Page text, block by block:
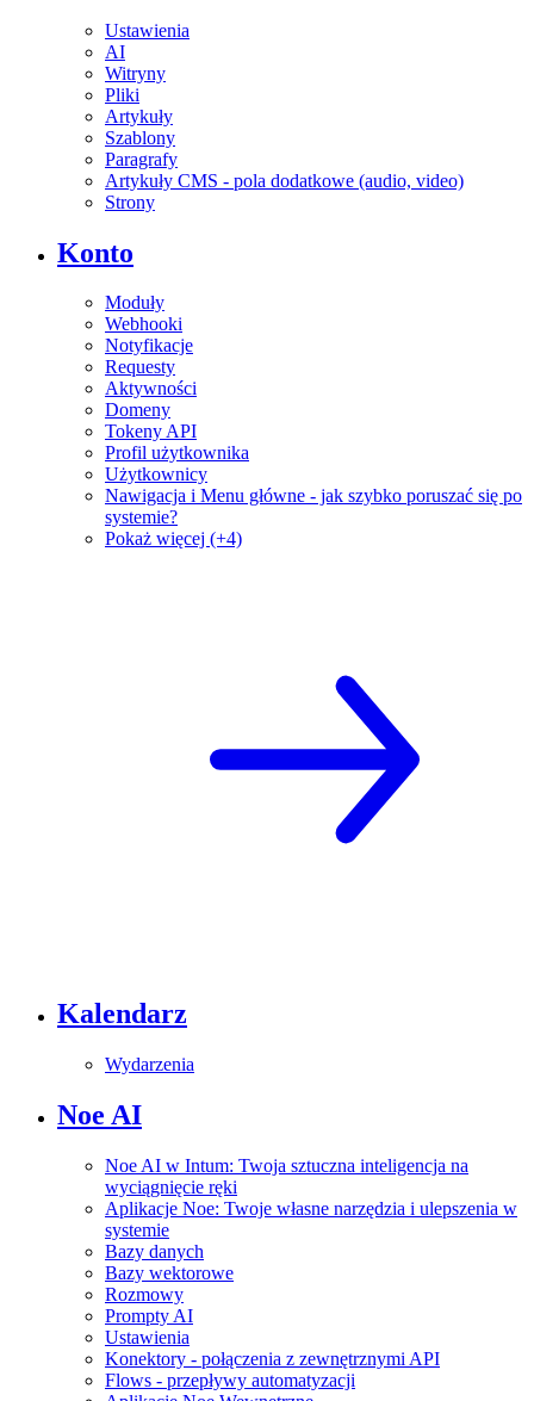
Ustawienia
AI
Witryny
Pliki
Artykuły
Szablony
Paragrafy
Artykuły CMS - pola dodatkowe (audio, video)
Strony
Konto
Moduły
Webhooki
Notyfikacje
Requesty
Aktywności
Domeny
Tokeny API
Profil użytkownika
Użytkownicy
Nawigacja i Menu główne - jak szybko poruszać się po
systemie?
Pokaż więcej (+4)
Kalendarz
Wydarzenia
Noe AI
Noe AI w Intum: Twoja sztuczna inteligencja na
wyciągnięcie ręki
Aplikacje Noe: Twoje własne narzędzia i ulepszenia w
systemie
Bazy danych
Bazy wektorowe
Rozmowy
Prompty AI
Ustawienia
Konektory - połączenia z zewnętrznymi API
Flows - przepływy automatyzacji